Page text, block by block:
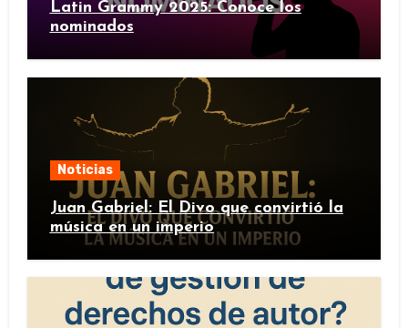
Latin Grammy 2025: Conoce los
nominados
Noticias
Juan Gabriel: El Divo que convirtió la
música en un imperio